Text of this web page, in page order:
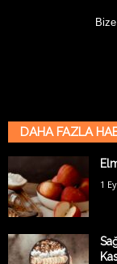
DAHA FAZLA
1